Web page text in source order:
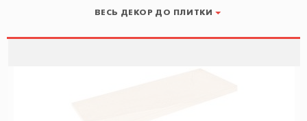
ВЕСЬ ДЕКОР ДО ПЛИТКИ